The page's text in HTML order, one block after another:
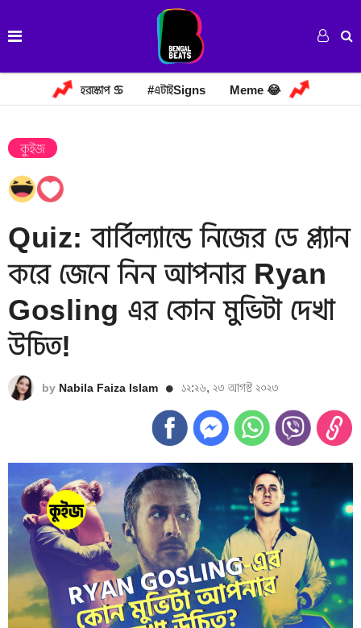
হরস্কোপ ♋ #এটাইSigns Meme 😂
কুইজ
Quiz: বার্বিল্যান্ডে নিজের ডে প্ল্যান
করে জেনে নিন আপনার Ryan
Gosling এর কোন মুভিটা দেখা
উচিত!
by Nabila Faiza Islam ১২:২৬, ২৩ আগস্ট ২০২৩